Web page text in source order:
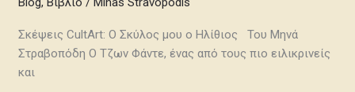
Σκέψεις CultArt: Ο Σκύλος μου ο Ηλίθιος Του Μηνά
Στραβοπόδη Ο Τζων Φάντε, ένας από τους πιο ειλικρινείς
και